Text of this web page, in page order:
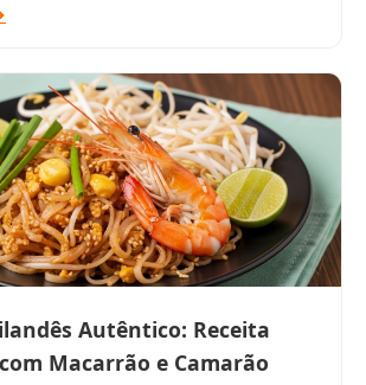
Autêntico: Receita
Macarrão e Camarão